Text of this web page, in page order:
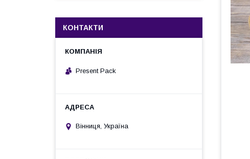
КОНТАКТИ
Present Pack
Вінниця, Україна